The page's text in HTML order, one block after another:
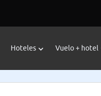
Hoteles Vuelo + hotel